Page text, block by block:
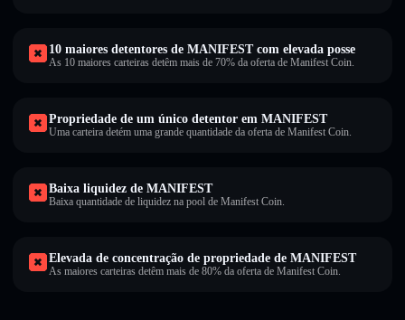
10 maiores detentores de MANIFEST com elevada posse
As 10 maiores carteiras detêm mais de 70% da oferta de Manifest Coin.
Propriedade de um único detentor em MANIFEST
Uma carteira detém uma grande quantidade da oferta de Manifest Coin.
Baixa liquidez de MANIFEST
Baixa quantidade de liquidez na pool de Manifest Coin.
Elevada de concentração de propriedade de MANIFEST
As maiores carteiras detêm mais de 80% da oferta de Manifest Coin.